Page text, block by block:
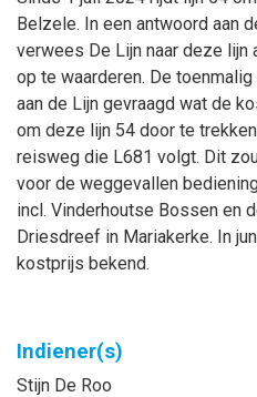
Belzele. In een antwoord aan
verwees De Lijn naar deze
op te waarderen. De
aan de Lijn gevraagd wat de
om deze lijn 54 door te
reisweg die L681 volgt. Dit
voor de weggevallen
incl. Vinderhoutse Bossen en
Driesdreef in Mariakerke. In
kostprijs bekend.
Indiener(s)
Stijn De Roo